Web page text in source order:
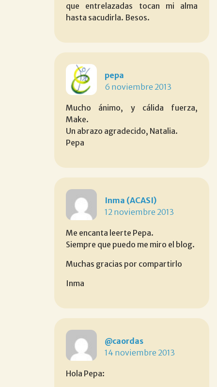
que entrelazadas tocan mi alma
hasta sacudirla. Besos.
pepa
6 noviembre 2013
Mucho ánimo, y cálida fuerza,
Make.
Un abrazo agradecido, Natalia.
Pepa
Inma (ACASI)
12 noviembre 2013
Me encanta leerte Pepa.
Siempre que puedo me miro el blog.
Muchas gracias por compartirlo
Inma
@caordas
14 noviembre 2013
Hola Pepa: